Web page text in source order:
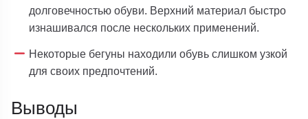
долговечностью обуви. Верхний материал быстро
изнашивался после нескольких применений.
Некоторые бегуны находили обувь слишком узкой
для своих предпочтений.
Выводы